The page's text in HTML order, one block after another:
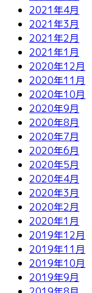
2021年4月
2021年3月
2021年2月
2021年1月
2020年12月
2020年11月
2020年10月
2020年9月
2020年8月
2020年7月
2020年6月
2020年5月
2020年4月
2020年3月
2020年2月
2020年1月
2019年12月
2019年11月
2019年10月
2019年9月